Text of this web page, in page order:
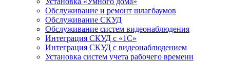
Обслуживание и ремонт шлагбаумов
Обслуживание СКУД
Обслуживание систем видеонаблюдения
Интеграция СКУД с «1С»
Интеграция СКУД с видеонаблюдением
Установка систем учета рабочего времени